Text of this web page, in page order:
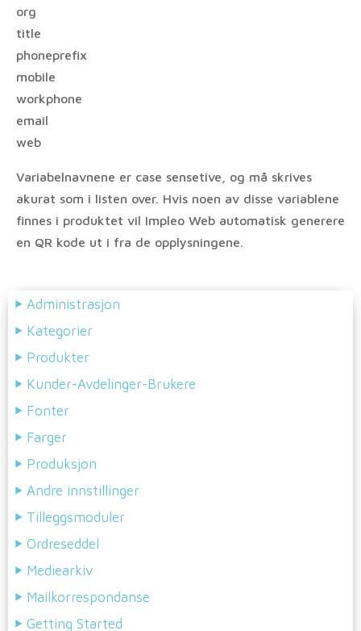
Administrasjon
Kategorier
Produkter
Kunder-Avdelinger-Brukere
Fonter
Farger
Produksjon
Andre innstillinger
Tilleggsmoduler
Ordreseddel
Mediearkiv
Mailkorrespondanse
Getting Started
org
title
phoneprefix
mobile
workphone
email
web
Variabelnavnene er case sensetive, og må skrives
akurat som i listen over. Hvis noen av disse variablene
finnes i produktet vil Impleo Web automatisk generere
en QR kode ut i fra de opplysningene.